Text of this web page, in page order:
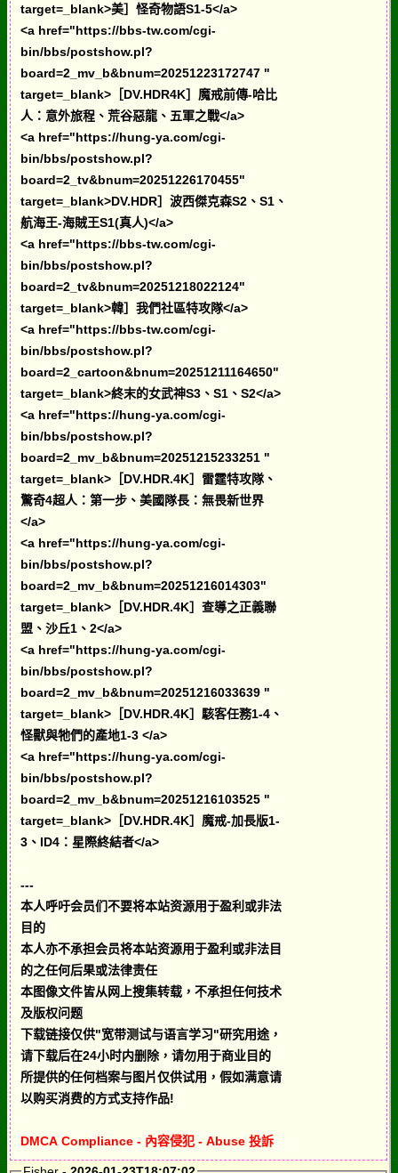
target=_blank>美］怪奇物語S1-5</a>
<a href="https://bbs-tw.com/cgi-
bin/bbs/postshow.pl?
board=2_mv_b&bnum=20251223172747 "
target=_blank>［DV.HDR4K］魔戒前傳-哈比
人：意外旅程、荒谷惡龍、五軍之戰</a>
<a href="https://hung-ya.com/cgi-
bin/bbs/postshow.pl?
board=2_tv&bnum=20251226170455"
target=_blank>DV.HDR］波西傑克森S2、S1、
航海王-海賊王S1(真人)</a>
<a href="https://bbs-tw.com/cgi-
bin/bbs/postshow.pl?
board=2_tv&bnum=20251218022124"
target=_blank>韓］我們社區特攻隊</a>
<a href="https://bbs-tw.com/cgi-
bin/bbs/postshow.pl?
board=2_cartoon&bnum=20251211164650"
target=_blank>終末的女武神S3、S1、S2</a>
<a href="https://hung-ya.com/cgi-
bin/bbs/postshow.pl?
board=2_mv_b&bnum=20251215233251 "
target=_blank>［DV.HDR.4K］雷霆特攻隊、
驚奇4超人：第一步、美國隊長：無畏新世界
</a>
<a href="https://hung-ya.com/cgi-
bin/bbs/postshow.pl?
board=2_mv_b&bnum=20251216014303"
target=_blank>［DV.HDR.4K］查導之正義聯
盟、沙丘1、2</a>
<a href="https://hung-ya.com/cgi-
bin/bbs/postshow.pl?
board=2_mv_b&bnum=20251216033639 "
target=_blank>［DV.HDR.4K］駭客任務1-4、
怪獸與牠們的產地1-3 </a>
<a href="https://hung-ya.com/cgi-
bin/bbs/postshow.pl?
board=2_mv_b&bnum=20251216103525 "
target=_blank>［DV.HDR.4K］魔戒-加長版1-
3、ID4：星際終結者</a>
---
本人呼吁会员们不要将本站资源用于盈利或非法
目的
本人亦不承担会员将本站资源用于盈利或非法目
的之任何后果或法律责任
本图像文件皆从网上搜集转载，不承担任何技术
及版权问题
下载链接仅供"宽带测试与语言学习"研究用途，
请下载后在24小时内删除，请勿用于商业目的
所提供的任何档案与图片仅供试用，假如满意请
以购买消费的方式支持作品!
DMCA Compliance - 內容侵犯 - Abuse 投訴